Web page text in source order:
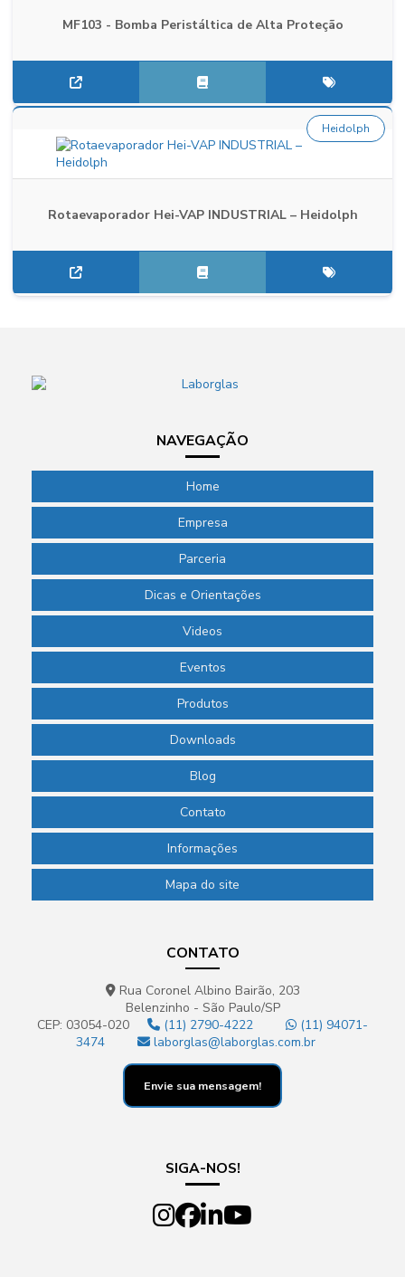
MF103 - Bomba Peristáltica de Alta Proteção
Rotaevaporador Hei-VAP INDUSTRIAL – Heidolph
Heidolph
NAVEGAÇÃO
Home
Empresa
Parceria
Dicas e Orientações
Videos
Eventos
Produtos
Downloads
Blog
Contato
Informações
Mapa do site
CONTATO
Rua Coronel Albino Bairão, 203
Belenzinho - São Paulo/SP
CEP: 03054-020
(11) 2790-4222
(11) 94071-
3474
laborglas@laborglas.com.br
Envie sua mensagem!
SIGA-NOS!